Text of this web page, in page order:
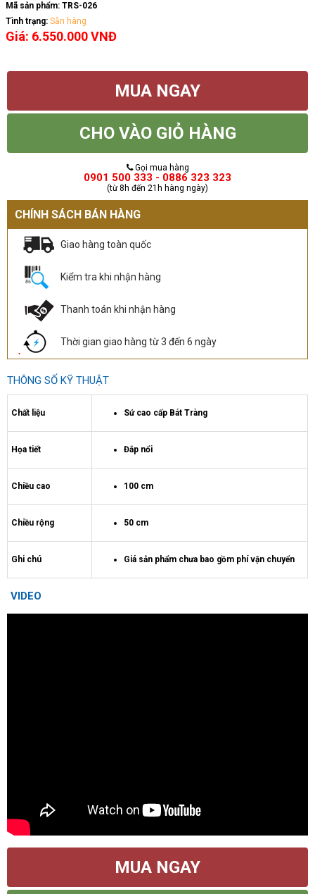
Mã sản phẩm: TRS-026
Tình trạng: Sẵn hàng
Giá: 6.550.000 VNĐ
MUA NGAY
CHO VÀO GIỎ HÀNG
Gọi mua hàng
0901 500 333 - 0886 323 323
(từ 8h đến 21h hàng ngày)
CHÍNH SÁCH BÁN HÀNG
Giao hàng toàn quốc
Kiểm tra khi nhận hàng
Thanh toán khi nhận hàng
Thời gian giao hàng từ 3 đến 6 ngày
THÔNG SỐ KỸ THUẬT
Chất liệu Sứ cao cấp Bát Tràng
Họa tiết Đắp nổi
Chiều cao 100 cm
Chiều rộng 50 cm
Ghi chú Giá sản phẩm chưa bao gồm phí vận chuyển
VIDEO
MUA NGAY